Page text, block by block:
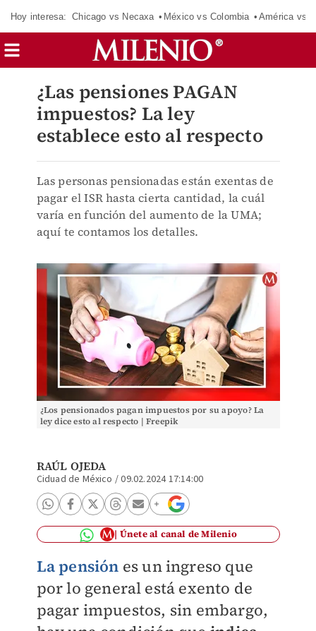
Hoy interesa: Chicago vs Necaxa México vs Colombia América vs
¿Las pensiones PAGAN
impuestos? La ley
establece esto al respecto
Las personas pensionadas están exentas de
pagar el ISR hasta cierta cantidad, la cuál
varía en función del aumento de la UMA;
aquí te contamos los detalles.
¿Los pensionados pagan impuestos por su apoyo? La
ley dice esto al respecto | Freepik
RAÚL OJEDA
Ciduad de México /09.02.2024 17:14:00
Únete al canal de Milenio
La pensión es un ingreso que
por lo general está exento de
pagar impuestos, sin embargo,